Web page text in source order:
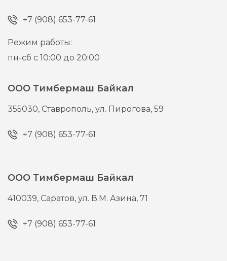
+7 (908) 653-77-61
Режим работы:
пн-сб с 10:00 до 20:00
ООО Тимбермаш Байкал
355030, Ставрополь,ул. Пирогова, 59
+7 (908) 653-77-61
ООО Тимбермаш Байкал
410039, Саратов,ул. В.М. Азина, 71
+7 (908) 653-77-61